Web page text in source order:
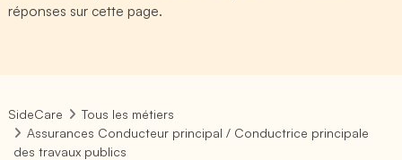
réponses sur cette page.
SideCare
Tous les métiers
Assurances Conducteur principal / Conductrice principale
des travaux publics